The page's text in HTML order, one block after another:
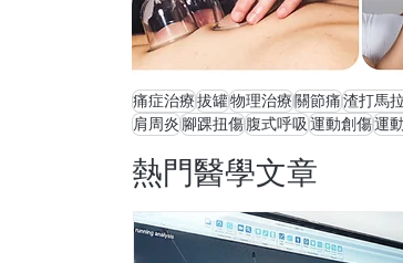
痛症治療拔罐物理治療關節痛渣打馬
肩周炎 腳踝扭傷腹式呼吸運動創傷運
熱門醫學文章